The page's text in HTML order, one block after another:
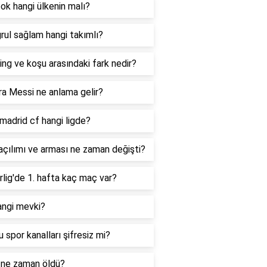
hangi ülkenin malı?
sağlam hangi takımlı?
ve koşu arasındaki fark nedir?
Messi ne anlama gelir?
cf hangi ligde?
ve arması ne zaman değişti?
1. hafta kaç maç var?
mevki?
spor kanalları şifresiz mi?
zaman öldü?